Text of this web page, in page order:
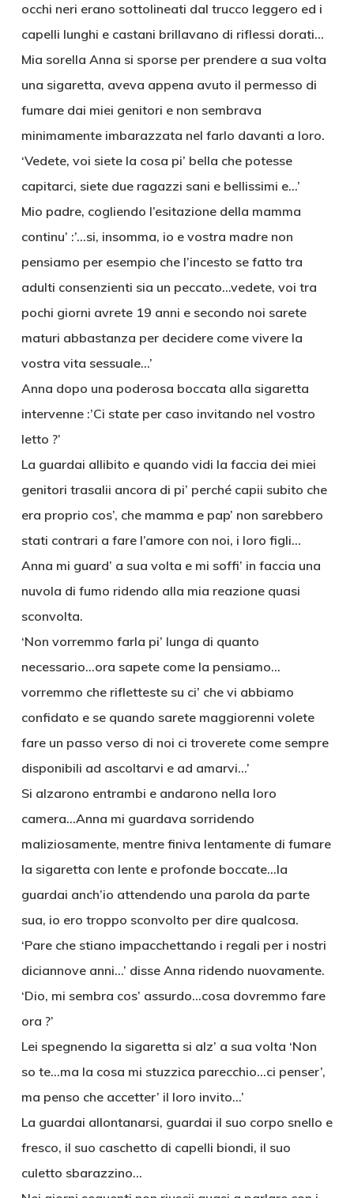
occhi neri erano sottolineati dal trucco leggero ed i
capelli lunghi e castani brillavano di riflessi dorati…
Mia sorella Anna si sporse per prendere a sua volta
una sigaretta, aveva appena avuto il permesso di
fumare dai miei genitori e non sembrava
minimamente imbarazzata nel farlo davanti a loro.
‘Vedete, voi siete la cosa pi’ bella che potesse
capitarci, siete due ragazzi sani e bellissimi e…’
Mio padre, cogliendo l’esitazione della mamma
continu’ :’…si, insomma, io e vostra madre non
pensiamo per esempio che l’incesto se fatto tra
adulti consenzienti sia un peccato…vedete, voi tra
pochi giorni avrete 19 anni e secondo noi sarete
maturi abbastanza per decidere come vivere la
vostra vita sessuale…’
Anna dopo una poderosa boccata alla sigaretta
intervenne :’Ci state per caso invitando nel vostro
letto ?’
La guardai allibito e quando vidi la faccia dei miei
genitori trasalii ancora di pi’ perché capii subito che
era proprio cos’, che mamma e pap’ non sarebbero
stati contrari a fare l’amore con noi, i loro figli…
Anna mi guard’ a sua volta e mi soffi’ in faccia una
nuvola di fumo ridendo alla mia reazione quasi
sconvolta.
‘Non vorremmo farla pi’ lunga di quanto
necessario…ora sapete come la pensiamo…
vorremmo che rifletteste su ci’ che vi abbiamo
confidato e se quando sarete maggiorenni volete
fare un passo verso di noi ci troverete come sempre
disponibili ad ascoltarvi e ad amarvi…’
Si alzarono entrambi e andarono nella loro
camera…Anna mi guardava sorridendo
maliziosamente, mentre finiva lentamente di fumare
la sigaretta con lente e profonde boccate…la
guardai anch’io attendendo una parola da parte
sua, io ero troppo sconvolto per dire qualcosa.
‘Pare che stiano impacchettando i regali per i nostri
diciannove anni…’ disse Anna ridendo nuovamente.
‘Dio, mi sembra cos’ assurdo…cosa dovremmo fare
ora ?’
Lei spegnendo la sigaretta si alz’ a sua volta ‘Non
so te…ma la cosa mi stuzzica parecchio…ci penser’,
ma penso che accetter’ il loro invito…’
La guardai allontanarsi, guardai il suo corpo snello e
fresco, il suo caschetto di capelli biondi, il suo
culetto sbarazzino…